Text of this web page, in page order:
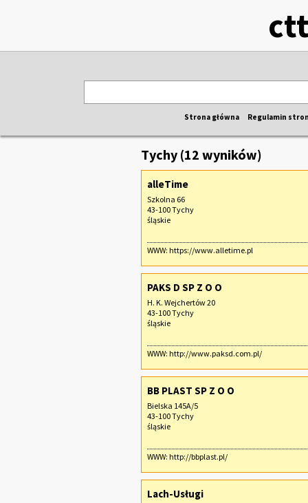
Strona główna Regulamin
Tychy (12 wyników)
alleTime
Szkolna 66
43-100 Tychy
śląskie
WWW: https://www.alletime.pl
PAKS D SP Z O O
H. K. Wejchertów 20
43-100 Tychy
śląskie
WWW: http://www.paksd.com.pl/
BB PLAST SP Z O O
Bielska 145A/5
43-100 Tychy
śląskie
WWW: http://bbplast.pl/
Lach-Usługi